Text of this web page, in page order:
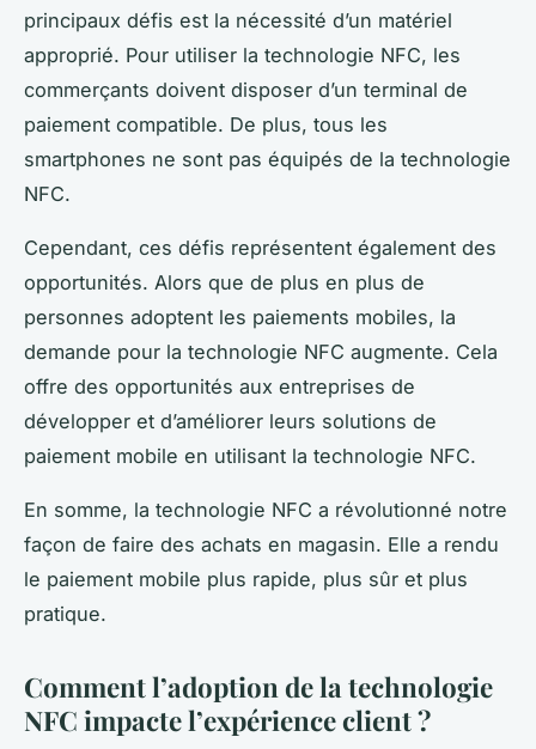
principaux défis est la nécessité d’un matériel
approprié. Pour utiliser la technologie NFC, les
commerçants doivent disposer d’un terminal de
paiement compatible. De plus, tous les
smartphones ne sont pas équipés de la technologie
NFC.
Cependant, ces défis représentent également des
opportunités. Alors que de plus en plus de
personnes adoptent les paiements mobiles, la
demande pour la technologie NFC augmente. Cela
offre des opportunités aux entreprises de
développer et d’améliorer leurs solutions de
paiement mobile en utilisant la technologie NFC.
En somme, la technologie NFC a révolutionné notre
façon de faire des achats en magasin. Elle a rendu
le paiement mobile plus rapide, plus sûr et plus
pratique.
Comment l’adoption de la technologie
NFC impacte l’expérience client ?